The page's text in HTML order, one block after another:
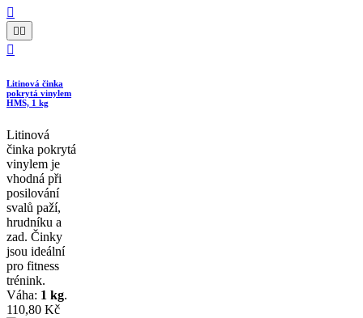

 

Litinová činka
pokrytá vinylem
HMS, 1 kg
Litinová
činka pokrytá
vinylem je
vhodná při
posilování
svalů paží,
hrudníku a
zad. Činky
jsou ideální
pro fitness
trénink.
Váha: 1 kg.
110,80 Kč